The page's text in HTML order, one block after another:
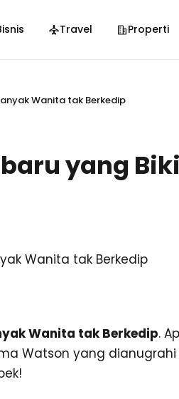
Travel Properti
Wanita tak Berkedip
yang
Wanita tak Berkedip.
Watson yang